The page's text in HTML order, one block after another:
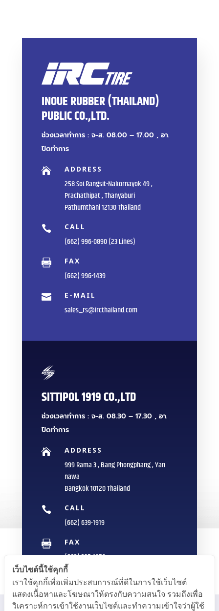
INOUE RUBBER (THAILAND)
PUBLIC CO.,LTD.
ช่วงเวลาทำการ : จ-ส. 08.00 – 17.00 , อา.
ปิดทำการ
 ADDRESS
258 Soi.Rangsit-Nakornayok 49 ,
Prachathipat , Thanyaburi
Pathumthani 12130 Thailand
 CALL
(662) 996-0890 (23 Lines)
 FAX
(662) 996-1439
 E-MAIL
sales_rs@ircthailand.com
SITTIPOL 1919 CO.,LTD
ช่วงเวลาทำการ : จ-ส. 08.30 – 17.30 , อา.
ปิดทำการ
 ADDRESS
999 Rama 3 , Bang Phongphang , Yan
nawa
Bangkok 10120 Thailand
 CALL
(662) 639-1919
 FAX
(662) 235-1959
 E-MAIL
info@sittipol.com
เว็บไซต์นี้ใช้คุกกี้
เราใช้คุกกี้เพื่อเพิ่มประสบการณ์ที่ดีในการใช้เว็บไซต์
แสดงเนื้อหาและโฆษณาให้ตรงกับความสนใจ รวมถึงเพื่อ
วิเคราะห์การเข้าใช้งานเว็บไซต์และทำความเข้าใจว่าผู้ใช้